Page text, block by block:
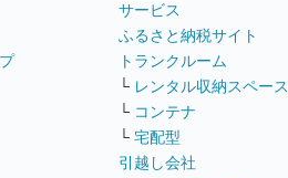
サービス
ふるさと納税サイト
トランクルーム
└ レンタル収納スペース
└ コンテナ
└ 宅配型
引越し会社